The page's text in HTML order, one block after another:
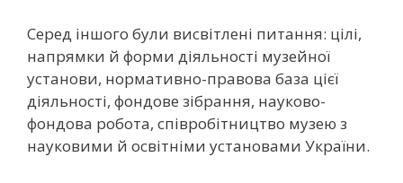
Серед іншого були висвітлені питання: цілі,
напрямки й форми діяльності музейної
установи, нормативно-правова база цієї
діяльності, фондове зібрання, науково-
фондова робота, співробітництво музею з
науковими й освітніми установами України.